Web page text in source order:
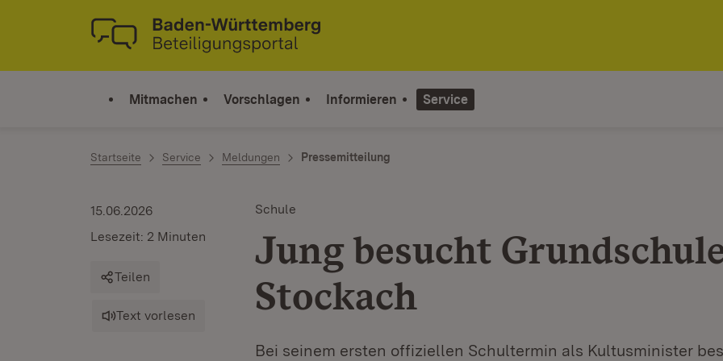
Zum Inhalt springen
Link zur Startseite
Mitmachen Vorschlagen Informieren Service
Startseite Service Meldungen Pressemitteilung
Schule
Jung besucht
Stockach
Bei seinem ersten offiziellen Schultermin als Kultusminister
15.06.2026
Lesezeit: 2 Minuten
Teilen
Text vorlesen